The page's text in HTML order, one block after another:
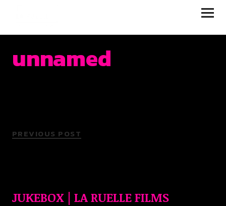
unnamed
PREVIOUS POST
JUKEBOX | LA RUELLE FILMS